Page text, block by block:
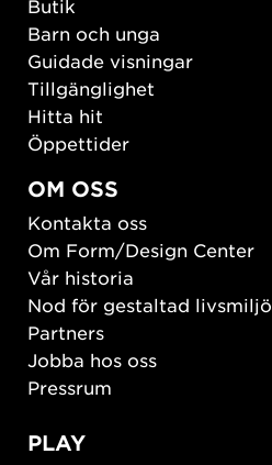
Butik
Barn och unga
Guidade visningar
Tillgänglighet
Hitta hit
Öppettider
OM OSS
Kontakta oss
Om Form/Design Center
Vår historia
Nod för gestaltad livsmiljö
Partners
Jobba hos oss
Pressrum
PLAY